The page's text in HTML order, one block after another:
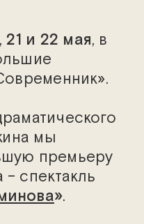
21 и 22 мая, в
мы
премьеру
спектакль
».